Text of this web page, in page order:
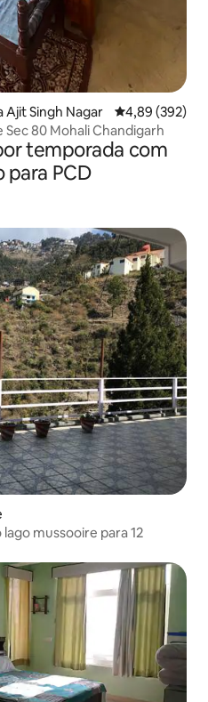
Ajit Singh Nagar 4,89 de uma
4,89 (392)
80 Mohali Chandigarh
temporada com
para PCD
mussooire para 12